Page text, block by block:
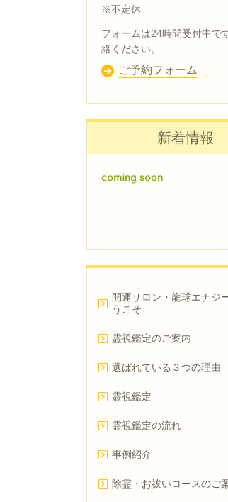
※不定休
フォームは24時間受付中で
絡ください。
ご予約フォーム
新着情報
coming soon
開運サロン・龍球エナジ
うこそ
霊視鑑定のご案内
選ばれている３つの理由
霊視鑑定
霊視鑑定の流れ
事例紹介
除霊・お祓いコースのご